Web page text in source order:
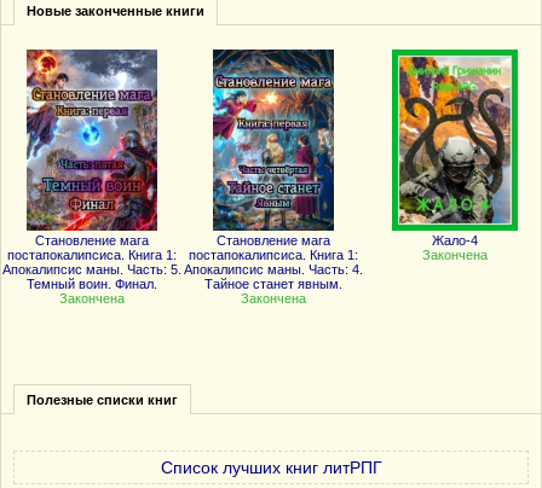
Новые законченные книги
Становление мага
постапокалипсиса. Книга 1:
Апокалипсис маны. Часть: 5.
Темный воин. Финал.
Закончена
Становление мага
постапокалипсиса. Книга 1:
Апокалипсис маны. Часть: 4.
Тайное станет явным.
Закончена
Жало-4
Закончена
Полезные списки книг
Список лучших книг литРПГ